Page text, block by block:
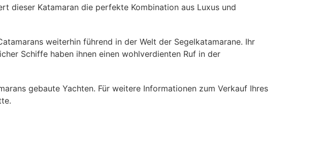
dieser Katamaran die perfekte Kombination aus Luxus und
weiterhin führend in der Welt der Segelkatamarane. Ihr
Schiffe haben ihnen einen wohlverdienten Ruf in der
gebaute Yachten. Für weitere Informationen zum Verkauf Ihres